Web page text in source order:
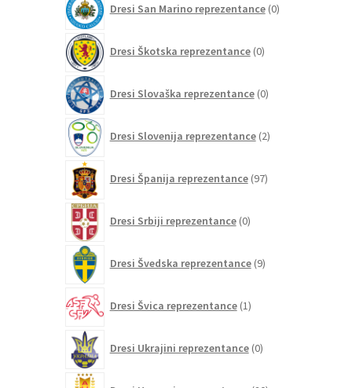
Dresi San Marino reprezentance 0izdelkov
Dresi Škotska reprezentance 0izdelkov
Dresi Slovaška reprezentance 0izdelkov
Dresi Slovenija reprezentance 2izdelka
Dresi Španija reprezentance 97izdelkov
Dresi Srbiji reprezentance 0izdelkov
Dresi Švedska reprezentance 9izdelkov
Dresi Švica reprezentance 1izdelek
Dresi Ukrajini reprezentance 0izdelkov